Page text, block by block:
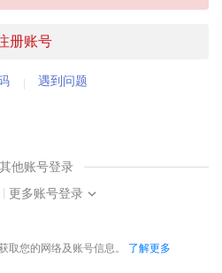
册账号
遇到问题
他账号登录
| 更多账号登录
取您的网络及账号信息。 了解更多